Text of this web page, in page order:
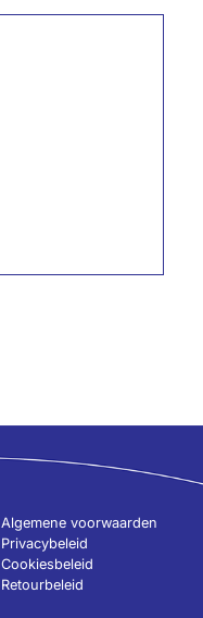
Algemene voorwaarden
Privacybeleid
Cookiesbeleid
Retourbeleid